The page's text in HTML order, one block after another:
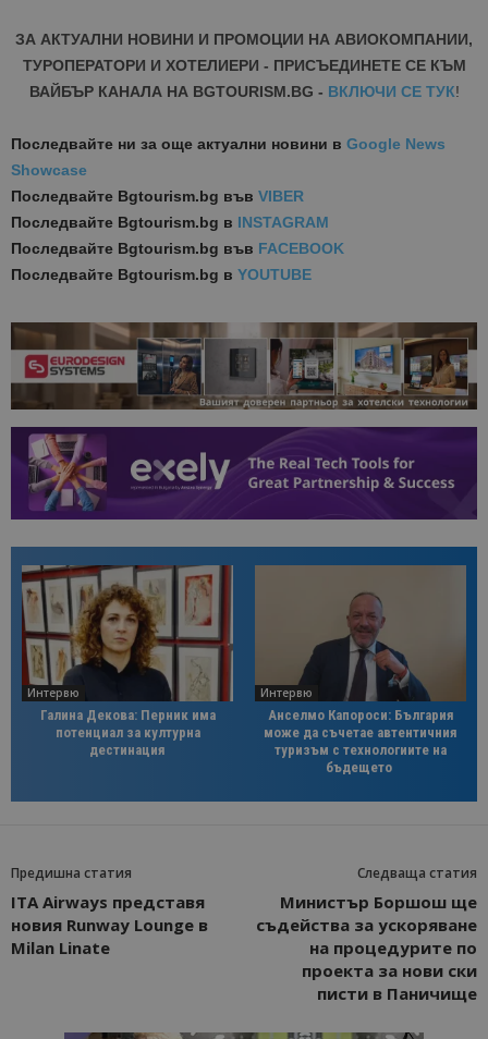
ЗА АКТУАЛНИ НОВИНИ И ПРОМОЦИИ НА АВИОКОМПАНИИ,
ТУРОПЕРАТОРИ И ХОТЕЛИЕРИ - ПРИСЪЕДИНЕТЕ СЕ КЪМ
ВАЙБЪР КАНАЛА НА BGTOURISM.BG - ВКЛЮЧИ СЕ ТУК!
Последвайте ни за още актуални новини в Google News
Showcase
Последвайте Bgtourism.bg във VIBER
Последвайте Bgtourism.bg в INSTAGRAM
Последвайте Bgtourism.bg във FACEBOOK
Последвайте Bgtourism.bg в YOUTUBE
Интервю
Галина Декова: Перник има
потенциал за културна
дестинация
Интервю
Анселмо Капороси: България
може да съчетае автентичния
туризъм с технологиите на
бъдещето
Предишна статия
ITA Airways представя
новия Runway Lounge в
Milan Linate
Следваща статия
Министър Боршош ще
съдейства за ускоряване
на процедурите по
проекта за нови ски
писти в Паничище